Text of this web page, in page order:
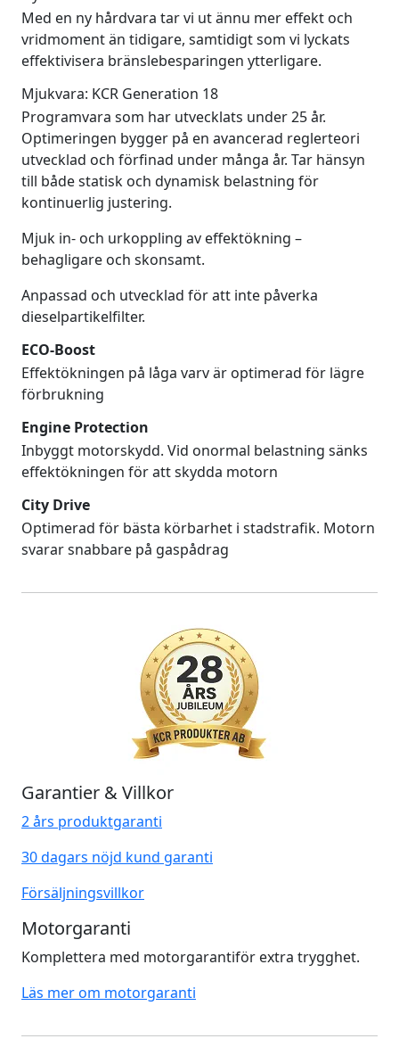
Med en ny hårdvara tar vi ut ännu mer effekt och
vridmoment än tidigare, samtidigt som vi lyckats
effektivisera bränslebesparingen ytterligare.
Mjukvara: KCR Generation 18
Programvara som har utvecklats under 25 år.
Optimeringen bygger på en avancerad reglerteori
utvecklad och förfinad under många år. Tar hänsyn
till både statisk och dynamisk belastning för
kontinuerlig justering.
Mjuk in- och urkoppling av effektökning –
behagligare och skonsamt.
Anpassad och utvecklad för att inte påverka
dieselpartikelfilter.
ECO-Boost
Effektökningen på låga varv är optimerad för lägre
förbrukning
Engine Protection
Inbyggt motorskydd. Vid onormal belastning sänks
effektökningen för att skydda motorn
City Drive
Optimerad för bästa körbarhet i stadstrafik. Motorn
svarar snabbare på gaspådrag
Garantier & Villkor
2 års produktgaranti
30 dagars nöjd kund garanti
Försäljningsvillkor
Motorgaranti
Komplettera med motorgarantiför extra trygghet.
Läs mer om motorgaranti